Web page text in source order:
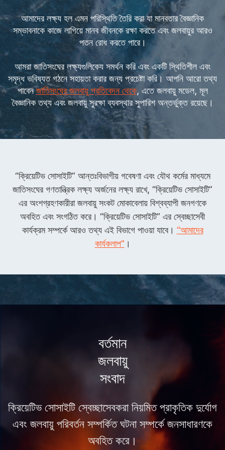
আমাদের লক্ষ্য হল এমন পরিস্থিতি তৈরি করা যা মানবতার বৈজ্ঞানিক
সম্ভাবনাকে কাজে লাগিয়ে মানব জীবনকে রক্ষা করতে এবং জলবায়ুর আরও
পতন রোধ করতে পারে।
আমরা জাতিসংঘের লক্ষ্যগুলিকেয সমর্থন করি এবং একটি স্থিতিশীল এবং
সমৃদ্ধ ভবিষ্যত গঠনে সহায়তা করার জন্য প্রচেষ্টা করি। আপনি আরো তথ্য
পাবেনজাতিসংঘের জলবায়ু প্রতিবেদন থেকে, এতে জলবায়ু মডেল, মূল
বৈজ্ঞানিক তথ্য এবং জলবায়ু সুরক্ষা ব্যবস্থার সুপারিশ অন্তর্ভুক্ত রয়েছে।
“ক্রিয়েটিভ সোসাইটি” আন্তঃবিভাগীয় গবেষণা এবং যৌথ কর্মের মাধ্যমে
জাতিসংঘের গণতান্ত্রিক লক্ষ্য অর্জনের লক্ষ্য রাখে, “ক্রিয়েটিভ সোসাইটি”
এর অংশগ্রহণকারীরা জলবায়ু সংকট মোকাবেলায় বিশ্বব্যাপী জনগণকে
অবহিত এবং সংগঠিত করে। “ক্রিয়েটিভ সোসাইটি” এর স্বেচ্ছাসেবী
কার্যক্রম সম্পর্কে আরও তথ্য এই বিভাগে পাওয়া যাবে। “আমাদের
কার্যকলাপ” ।
বর্তমান
জলবায়ু
সংবাদ
ক্রিয়েটিভ সোসাইটি স্বেচ্ছাসেবকরা নিয়মিত প্রাকৃতিক দুর্যোগ
এবং জলবায়ু পরিবর্তন সম্পর্কিত ঘটনা সম্পর্কে জনসাধারণকে
অবহিত করে।